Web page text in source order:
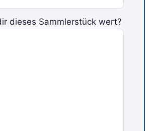
dieses Feld leer.
dieses Sammlerstück wert?